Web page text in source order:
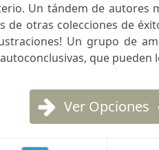
Un tándem de autores
de otras colecciones de
Un grupo de
que pueden
Ver Opciones